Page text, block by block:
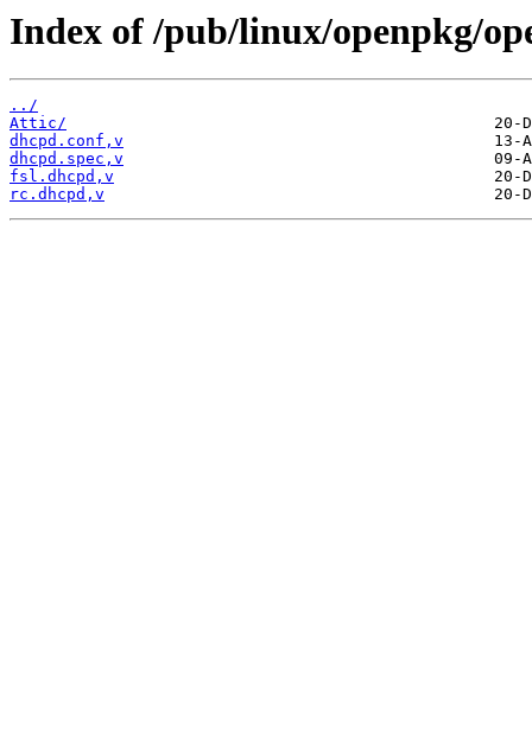
Index of /pub/linux/openpkg/
../
Attic/
dhcpd.conf,v
dhcpd.spec,v
fsl.dhcpd,v
rc.dhcpd,v